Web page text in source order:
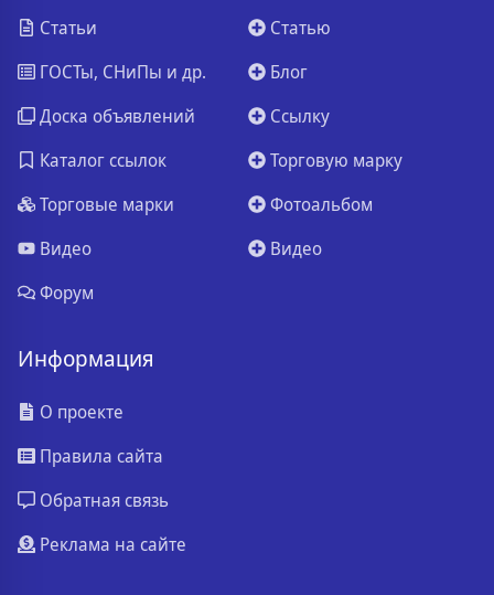
Статьи
ГОСТы, СНиПы и др.
Доска объявлений
Каталог ссылок
Торговые марки
Видео
Форум
Статью
Блог
Ссылку
Торговую марку
Фотоальбом
Видео
Информация
О проекте
Правила сайта
Обратная связь
Реклама на сайте